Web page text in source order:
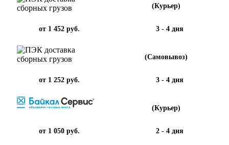
(Курьер)
от 1 452 руб. 3 - 4 дня
(Самовывоз)
от 1 252 руб. 3 - 4 дня
(Курьер)
от 1 050 руб. 2 - 4 дня